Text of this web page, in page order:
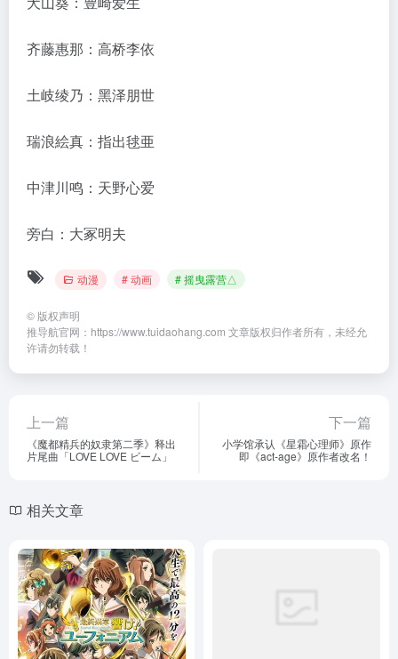
齐藤惠那：高桥李依
土岐绫乃：黑泽朋世
瑞浪絵真：指出毬亜
中津川鸣：天野心爱
旁白：大冢明夫
动漫 # 动画 # 摇曳露营△
© 版权声明
推导航官网：https://www.tuidaohang.com 文章版权归作者所有，未经允
许请勿转载！
上一篇
《魔都精兵的奴隶第二季》释出
片尾曲「LOVE LOVE ビーム」
下一篇
小学馆承认《星霜心理师》原作
即《act-age》原作者改名！
相关文章